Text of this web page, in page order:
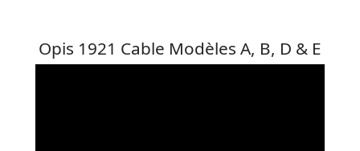
Opis 1921 Cable Modèles A, B, D & E